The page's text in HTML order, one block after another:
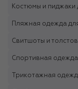
Костюмы и пиджаки
Пляжная одежда
Свитшоты и
Спортивная
Трикотажная